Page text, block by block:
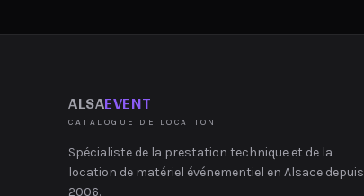
ALSAEVENT
CATALOGUE DE LOCATION
Spécialiste de la prestation technique et de la
location de matériel événementiel en Alsace depuis
2006.